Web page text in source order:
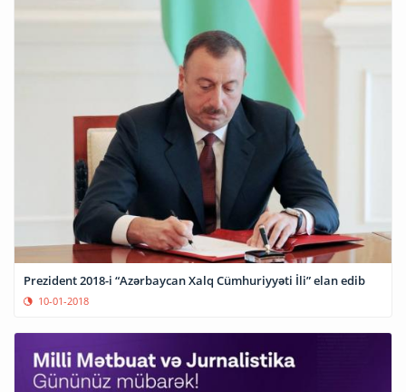
Prezident 2018-i “Azərbaycan Xalq Cümhuriyyəti İli” elan edib
10-01-2018